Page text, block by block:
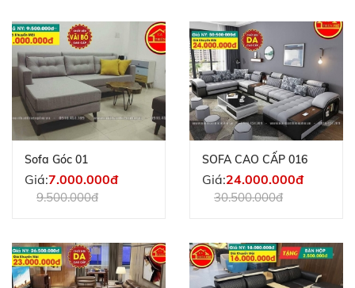
Sofa Góc 01
Giá:7.000.000đ
9.500.000đ
SOFA CAO CẤP 016
Giá:24.000.000đ
30.500.000đ